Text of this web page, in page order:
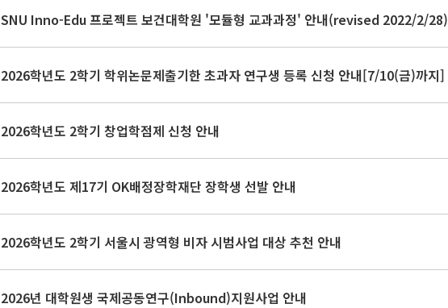
SNU Inno-Edu 프로젝트 보건대학원 '모듈형 교과과정' 안내(revised 2022/2/28)
2026학년도 2학기 학위논문제출기한 초과자 연구생 등록 신청 안내[7/10(금)까지]
2026학년도 2학기 창업학점제 신청 안내
2026학년도 제17기 OK배정장학재단 장학생 선발 안내
2026학년도 2학기 서울시 광역형 비자 시범사업 대상 추천 안내
2026년 대학원생 국제공동연구(Inbound)지원사업 안내